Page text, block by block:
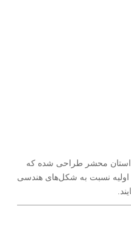
یک داستان محشر طراحی شده که
اولیه نسبت به شکل‌های هندسی